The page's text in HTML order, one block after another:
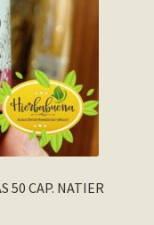
50 CAP. NATIER